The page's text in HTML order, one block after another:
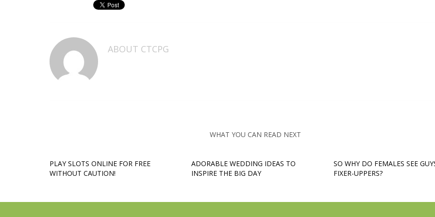
ABOUT CTCPG
WHAT YOU CAN READ NEXT
PLAY SLOTS ONLINE FOR FREE
WITHOUT CAUTION!
ADORABLE WEDDING IDEAS TO
INSPIRE THE BIG DAY
SO WHY DO FEMALES SEE
FIXER-UPPERS?